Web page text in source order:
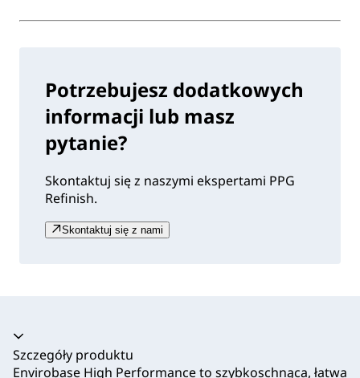
Potrzebujesz dodatkowych
informacji lub masz
pytanie?
Skontaktuj się z naszymi ekspertami PPG
Refinish.
Skontaktuj się z nami
Akordeon zwinięty
Szczegóły produktu
Envirobase High Performance to szybkoschnąca, łatwa